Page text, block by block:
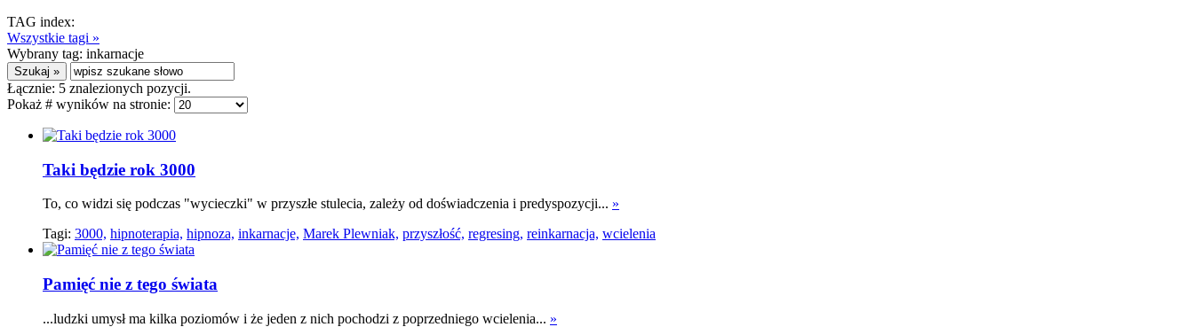
TAG index:
Wszystkie tagi »
Wybrany tag: inkarnacje
Łącznie: 5 znalezionych pozycji.
Pokaż # wyników na stronie:
Taki będzie rok 3000
To, co widzi się podczas "wycieczki" w przyszłe stulecia, zależy od doświadczenia i predyspozycji... »
Tagi: 3000, hipnoterapia, hipnoza, inkarnacje, Marek Plewniak, przyszłość, regresing, reinkarnacja, wcielenia
Pamięć nie z tego świata
...ludzki umysł ma kilka poziomów i że jeden z nich pochodzi z poprzedniego wcielenia... »